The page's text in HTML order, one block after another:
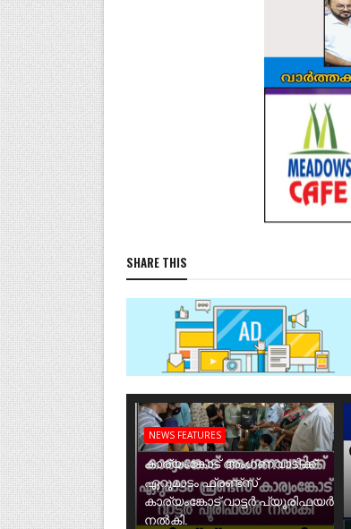
SHARE THIS
NEWS FEATURES
കാര്യംങ്കോട് അംഗണവാടിക്ക്
ഏറുമാടം ഫ്രണ്ട്സ്
കാര്യംങ്കോട് വാട്ടർ പ്യൂരിഫയർ
നൽകി.